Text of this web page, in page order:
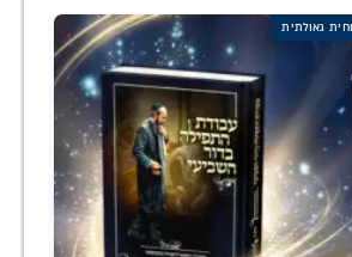
גאולתית